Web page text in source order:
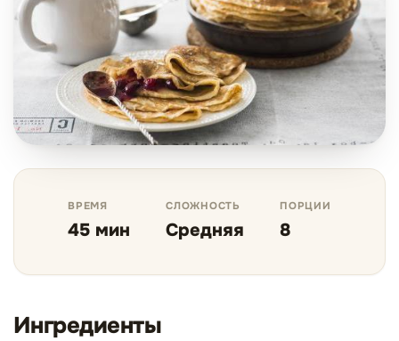
ВРЕМЯ
45 мин
СЛОЖНОСТЬ
Средняя
ПОРЦИИ
8
Ингредиенты